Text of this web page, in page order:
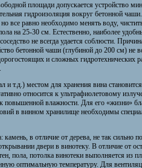
площади допускается устройство
гидроизоляция вокруг бетонной
все равно необходимо менять воду,
на 25-30 см. Естественно, наиболее
не всегда удается соблюсти.
бетонной чаши (глубиной до 200 см) не
и сложных гидротехнических
т.д.) местом для хранения вина
относится к ультрафиолетовому
влажности. Для его «жизни»
в винном хранилище необходимы
в отличие от дерева, не так сильно
двери в винотеку. В отличие от
пола, потолка винотеки выполняется из
оптимальную температуру. Для